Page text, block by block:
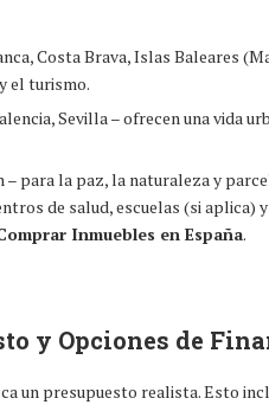
Costa Brava, Islas Baleares
el turismo.
Sevilla – ofrecen una vida
para la paz, la naturaleza y
de salud, escuelas (si aplica)
Inmuebles en España.
y Opciones de
un presupuesto realista. Esto